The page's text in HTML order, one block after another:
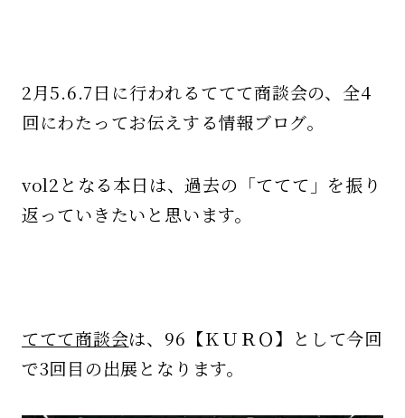
2月5.6.7日に行われるててて商談会の、全4
回にわたってお伝えする情報ブログ。
vol2となる本日は、過去の「ててて」を振り
返っていきたいと思います。
ててて商談会は、96【ＫＵＲＯ】として今回
で3回目の出展となります。